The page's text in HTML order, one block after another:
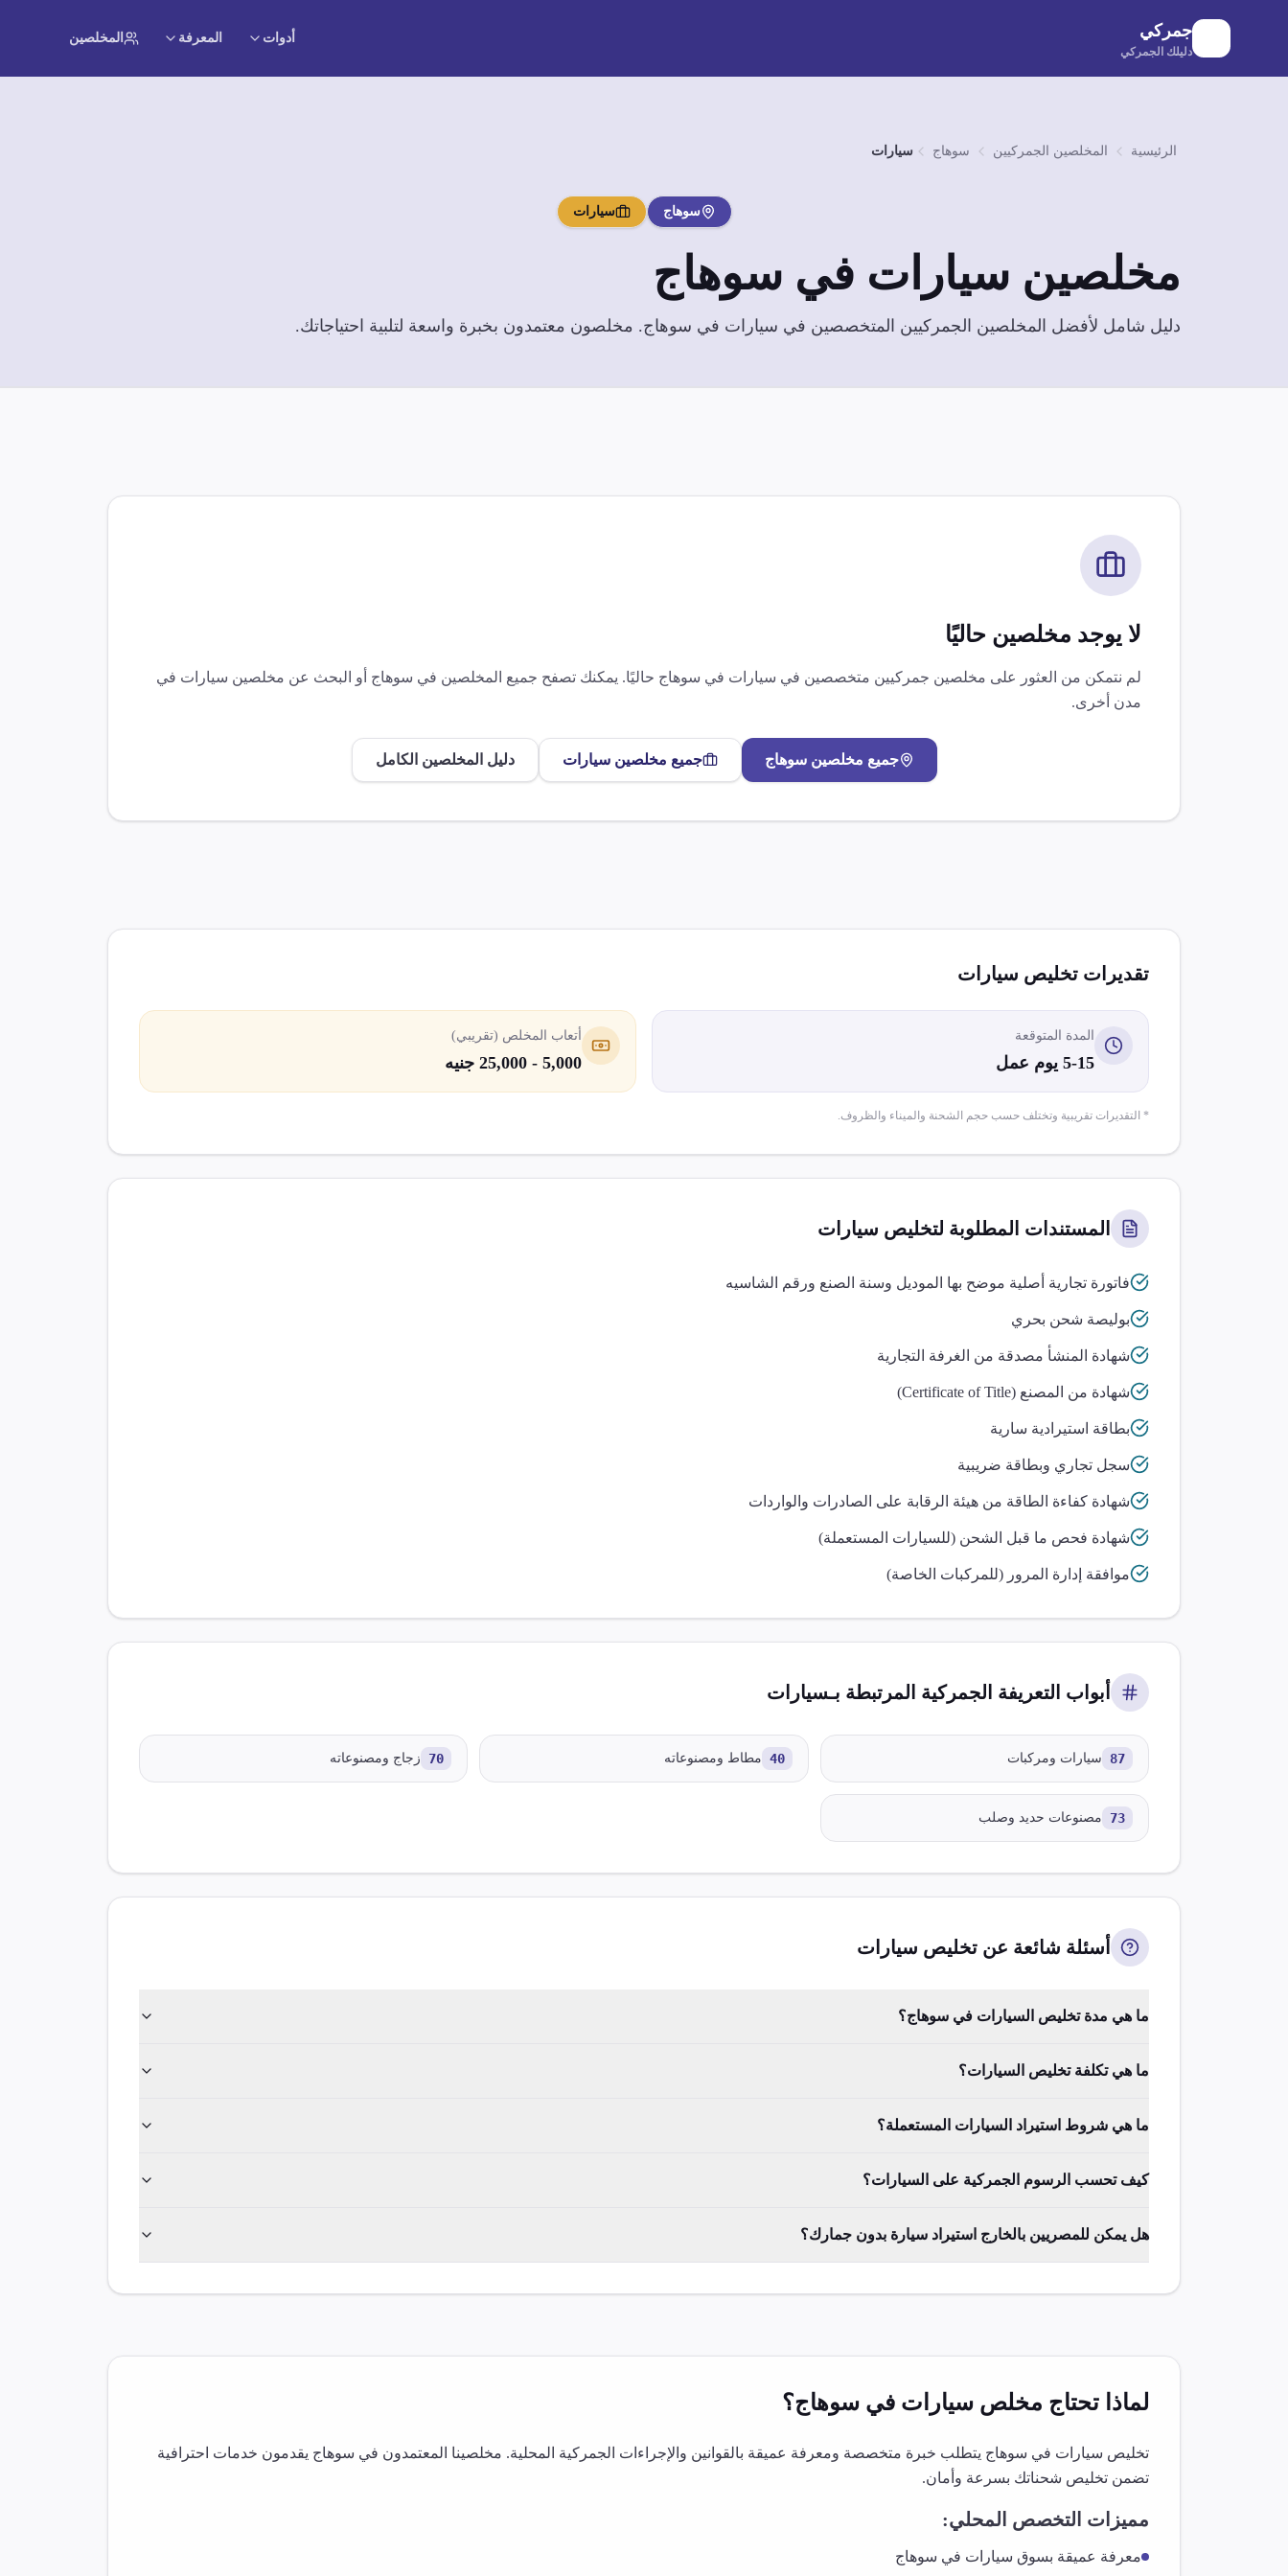
جمركي
دليلك الجمركي
أدوات المعرفة المخلصين
الرئيسية المخلصين الجمركيين سوهاج سيارات
سوهاج سيارات
مخلصين سيارات في سوهاج
دليل شامل لأفضل المخلصين الجمركيين المتخصصين في سيارات في سوهاج. مخلصون معتمدون بخبرة واسعة لتلبية احتياجاتك.
لا يوجد مخلصين حاليًا
لم نتمكن من العثور على مخلصين جمركيين متخصصين في سيارات في سوهاج حاليًا. يمكنك تصفح جميع المخلصين في سوهاج أو البحث عن مخلصين سيارات في
مدن أخرى.
جميع مخلصينسوهاج جميع مخلصينسيارات دليل المخلصين الكامل
تقديرات تخليص سيارات
المدة المتوقعة
5-15 يوم عمل
أتعاب المخلص (تقريبي)
5,000 - 25,000 جنيه
* التقديرات تقريبية وتختلف حسب حجم الشحنة والميناء والظروف.
المستندات المطلوبة لتخليص سيارات
فاتورة تجارية أصلية موضح بها الموديل وسنة الصنع ورقم الشاسيه
بوليصة شحن بحري
شهادة المنشأ مصدقة من الغرفة التجارية
شهادة من المصنع (Certificate of Title)
بطاقة استيرادية سارية
سجل تجاري وبطاقة ضريبية
شهادة كفاءة الطاقة من هيئة الرقابة على الصادرات والواردات
شهادة فحص ما قبل الشحن (للسيارات المستعملة)
موافقة إدارة المرور (للمركبات الخاصة)
أبواب التعريفة الجمركية المرتبطة بـسيارات
87 سيارات ومركبات 40 مطاط ومصنوعاته 70 زجاج ومصنوعاته
73 مصنوعات حديد وصلب
أسئلة شائعة عن تخليص سيارات
ما هي مدة تخليص السيارات في سوهاج؟
ما هي تكلفة تخليص السيارات؟
ما هي شروط استيراد السيارات المستعملة؟
كيف تحسب الرسوم الجمركية على السيارات؟
هل يمكن للمصريين بالخارج استيراد سيارة بدون جمارك؟
لماذا تحتاج مخلص سيارات في سوهاج؟
تخليص سيارات في سوهاج يتطلب خبرة متخصصة ومعرفة عميقة بالقوانين والإجراءات الجمركية المحلية. مخلصينا المعتمدون في سوهاج يقدمون خدمات احترافية
تضمن تخليص شحناتك بسرعة وأمان.
مميزات التخصص المحلي:
معرفة عميقة بسوق سيارات في سوهاج